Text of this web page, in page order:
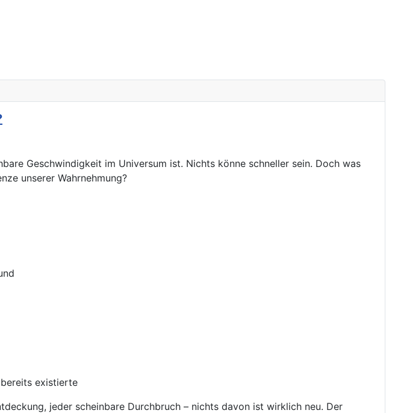
Geschwindigkeit im Universum ist. Nichts könne schneller sein. Doch was
unserer Wahrnehmung?
existierte
jeder scheinbare Durchbruch – nichts davon ist wirklich neu. Der